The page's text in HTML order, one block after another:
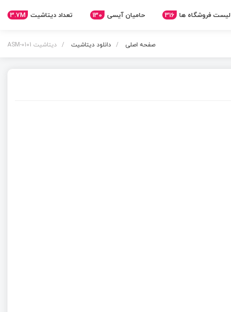
لیست فروشگاه ها 316 حامیان آیسی 130 تعداد دیتاشیت 3.7M
صفحه اصلی دانلود دیتاشیت دیتاشیت ASM-0101